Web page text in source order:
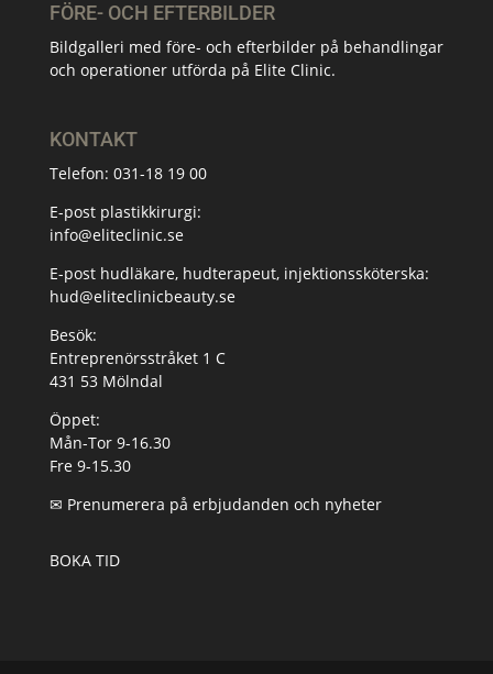
FÖRE- OCH EFTERBILDER
Bildgalleri med före- och efterbilder på behandlingar
och operationer utförda på Elite Clinic.
KONTAKT
Telefon: 031-18 19 00
E-post plastikkirurgi:
info@eliteclinic.se
E-post hudläkare, hudterapeut, injektionssköterska:
hud@eliteclinicbeauty.se
Besök:
Entreprenörsstråket 1 C
431 53 Mölndal
Öppet:
Mån-Tor 9-16.30
Fre 9-15.30
✉ Prenumerera på erbjudanden och nyheter
BOKA TID